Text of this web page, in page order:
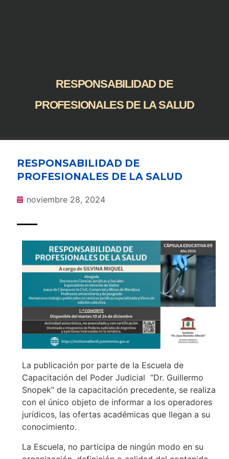
RESPONSABILIDAD DE
PROFESIONALES DE LA SALUD
RESPONSABILIDAD DE
PROFESIONALES DE LA SALUD
noviembre 28, 2024
La publicación por parte de la Escuela de
Capacitación del Poder Judicial “Dr. Guillermo
Snopek” de la capacitación precedente, se realiza
con el único objeto de informar a los operadores
jurídicos, las ofertas académicas que llegan a su
conocimiento.
La Escuela, no participa de ningún modo en su